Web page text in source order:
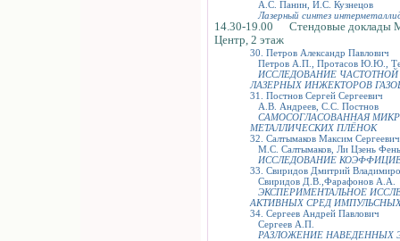
А.С. Панин, И.С. Кузнецов
Лазерный синтез
14.30-19.00 Стендовые доклады
Центр, 2 этаж
30. Петров Александр Павлович
Петров А.П., Протасов Ю.Ю.,
ИССЛЕДОВАНИЕ
ЛАЗЕРНЫХ ИНЖЕКТОРОВ
31. Постнов Сергей Сергеевич
А.В. Андреев, С.С. Постнов
САМОСОГЛАСОВАННАЯ
МЕТАЛЛИЧЕСКИХ ПЛЁНОК
32. Салтымаков Максим Сергеевич
М.С. Салтымаков, Ли Цзень Фень
ИССЛЕДОВАНИЕ
33. Свиридов Дмитрий
Свиридов Д.В.,Фарафонов А.А.
ЭКСПЕРИМЕНТАЛЬНОЕ
АКТИВНЫХ СРЕД
34. Сергеев Андрей Павлович
Сергеев А.П.
РАЗЛОЖЕНИЕ НАВЕДЕННЫХ